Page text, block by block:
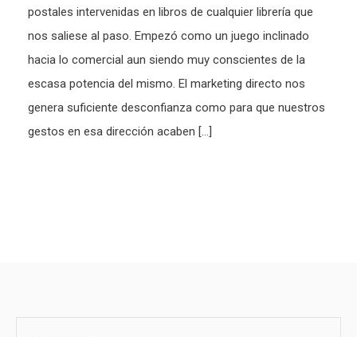
postales intervenidas en libros de cualquier librería que
nos saliese al paso. Empezó como un juego inclinado
hacia lo comercial aun siendo muy conscientes de la
escasa potencia del mismo. El marketing directo nos
genera suficiente desconfianza como para que nuestros
gestos en esa dirección acaben […]